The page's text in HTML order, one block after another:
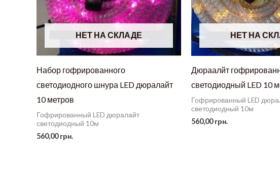
НЕТ НА СКЛАДЕ
Набор гофрированного
светодиодного шнура LED дюралайт
10 метров
Гофрированный LED дюралайт
светодиодный 10м
560,00грн.
НЕТ НА
Дюраалйт
светодиодный LED 10
Гофрированный LED
светодиодный 10м
560,00грн.